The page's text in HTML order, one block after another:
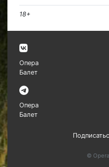
18+
Опера
Балет
Опера
Балет
©